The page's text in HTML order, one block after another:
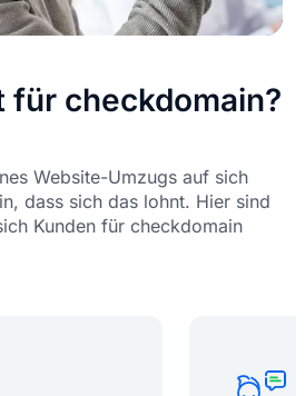
für checkdomain?
Website-Umzugs auf sich
dass sich das lohnt. Hier sind
Kunden für checkdomain